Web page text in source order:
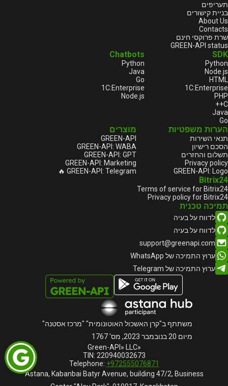
תעריפים
בניית קישורים
About Us
Contacts
שרת פרוקסי חינם
GREEN-API status
SDK
Python
Node.js
HTML
1С:Enterprise
PHP
C++
Java
Go
Chatbots
Python
Java
Go
1С:Enterprise
Node.js
הערות משפטיות
תנאי השירות
הסכם רישיון
תשלום והחזרים
Privacy policy
GREEN-API: Logo
Bitrix24
Terms of service for Bitrix24
Privacy policy for Bitrix24
מוצרים
GREEN-API
GREEN-API: WABA
GREEN-API: GPT
GREEN-API: Marketing
GREEN-API: Telegram 🔥
תמיכה טכנית
לדווח על בעיה
לדווח על בעיה
support@greenapi.com
ערוץ התמיכה של WhatsApp
ערוץ התמיכה של Telegram
«Green-API» LLC
TIN: 220940032673
Telephone: +972555076871
Astana, Kabanbai Batyr Avenue, building 47/2, Business
משתתף ב"קרן האשכול האוטונומית" "מרכז אסטנה"
מיום 20 בנובמבר 2023, מס' 1767